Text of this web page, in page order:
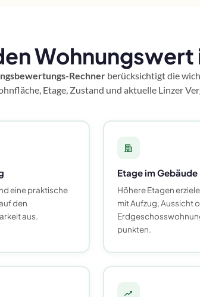
Wohnungswert
Rechner berücksichtigt die
Etage, Zustand und aktuelle Linzer
eine praktische
den
aus.
Etage im Gebäude
Höhere Etagen
mit Aufzug, Aussicht
punkten.